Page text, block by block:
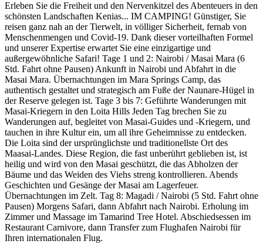
Erleben Sie die Freiheit und den Nervenkitzel des Abenteuers in den
schönsten Landschaften Kenias... IM CAMPING! Günstiger, Sie
reisen ganz nah an der Tierwelt, in völliger Sicherheit, fernab von
Menschenmengen und Covid-19. Dank dieser vorteilhaften Formel
und unserer Expertise erwartet Sie eine einzigartige und
außergewöhnliche Safari! Tage 1 und 2: Nairobi / Masai Mara (6
Std. Fahrt ohne Pausen) Ankunft in Nairobi und Abfahrt in die
Masai Mara. Übernachtungen im Mara Springs Camp, das
authentisch gestaltet und strategisch am Fuße der Naunare-Hügel in
der Reserve gelegen ist. Tage 3 bis 7: Geführte Wanderungen mit
Masai-Kriegern in den Loita Hills Jeden Tag brechen Sie zu
Wanderungen auf, begleitet von Masai-Guides und -Kriegern, und
tauchen in ihre Kultur ein, um all ihre Geheimnisse zu entdecken.
Die Loita sind der ursprünglichste und traditionellste Ort des
Maasai-Landes. Diese Region, die fast unberührt geblieben ist, ist
heilig und wird von den Masai geschützt, die das Abholzen der
Bäume und das Weiden des Viehs streng kontrollieren. Abends
Geschichten und Gesänge der Masai am Lagerfeuer.
Übernachtungen im Zelt. Tag 8: Magadi / Nairobi (5 Std. Fahrt ohne
Pausen) Morgens Safari, dann Abfahrt nach Nairobi. Erholung im
Zimmer und Massage im Tamarind Tree Hotel. Abschiedsessen im
Restaurant Carnivore, dann Transfer zum Flughafen Nairobi für
Ihren internationalen Flug.